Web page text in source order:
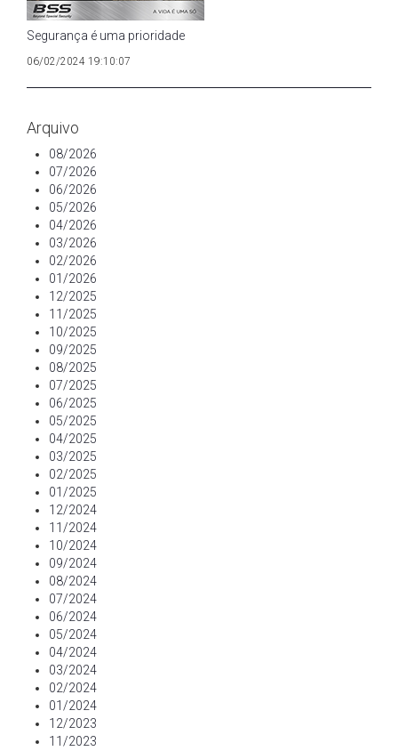
Segurança é uma prioridade
06/02/2024 19:10:07
Arquivo
08/2026
07/2026
06/2026
05/2026
04/2026
03/2026
02/2026
01/2026
12/2025
11/2025
10/2025
09/2025
08/2025
07/2025
06/2025
05/2025
04/2025
03/2025
02/2025
01/2025
12/2024
11/2024
10/2024
09/2024
08/2024
07/2024
06/2024
05/2024
04/2024
03/2024
02/2024
01/2024
12/2023
11/2023